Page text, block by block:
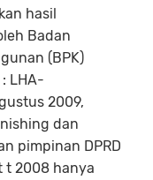
hasil
Badan
(BPK)
LHA-
2009,
dan
pimpinan DPRD
t 2008 hanya